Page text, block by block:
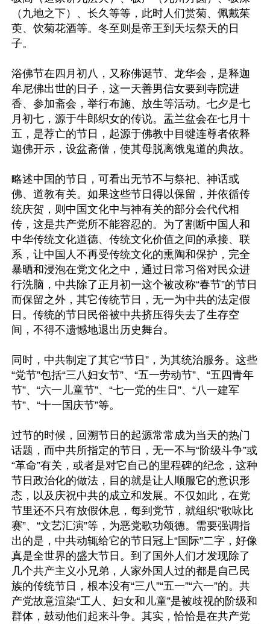
（九地之下）、长久等等，此时人们赏菊、佩戴茱
萸、饮菊花酒等。冬至则是帝王到天坛祭天的日
子。
浴佛节在四月初八，又称佛诞节、龙华会，是释迦
牟尼佛出世的日子，这一天善男信女要到寺院进
香、参加斋会，举行布施、放生等活动。七夕是七
月初七，源于牛郎织女的传说。盂兰盆会在七月十
五，是荐亡的节日，起源于佛教中目犍连尊者依释
迦佛开示，设盆斋僧，使其母脱离饿鬼道的典故。
略述中国的节日，可看出无节不与祭祀、神话或
佛、道教有关。如果这些节日得以保留，并依循传
统庆贺，则中国文化中与神有关的部分会代代相
传，这是共产党所不能容忍的。为了割断中国人和
中华传统文化道德、传统文化价值之间的承接、联
系，让中国人不再受传统文化的熏陶和保护，完全
暴晒和浸泡在党文化之中，通过日常习俗对民众进
行洗脑，中共除了正月初一这个被改称“春节”的节日
而保留之外，其它传统节日，无一为中共的法定假
日。传统的节日民俗被中共挤压得失去了生存空
间，不得不遗憾地退出历史舞台。
同时，中共制定了其它“节日”，为其统治服务。这些
“党节”包括“三八妇女节”、“五一劳动节”、“五四青年
节”、“六一儿童节”、“七一党的生日”、“八一建军
节”、“十一国庆节”等。
过节的时候，回溯节日的起源常常成为当天的热门
话题，而中共所指定的节日，无一不与“阶级斗争”或
“革命”有关，或者是对它自己的里程碑的纪念，这种
节日政治化的做法，目的就是让人顺服它的意识形
态，以及庆祝中共的成立和发展。不仅如此，在党
节里还不只有放假休息，每到党节，就组织“歌咏比
赛”、“文艺汇演”等，为恶党歌功颂德。需要强调指
出的是，中共动辄给它的节日冠上“国际”二字，好像
真是全世界的盛大节日。到了国外人们才发现除了
几个共产主义小兄弟，人家外国人过的都是自己民
族的传统节日，根本没有“三八”“五一”“六一”的。共
产党故意渲染“工人、妇女和儿童”是被歧视的阶级和
群体，鼓动他们起来斗争。其实，恰恰是在共产党